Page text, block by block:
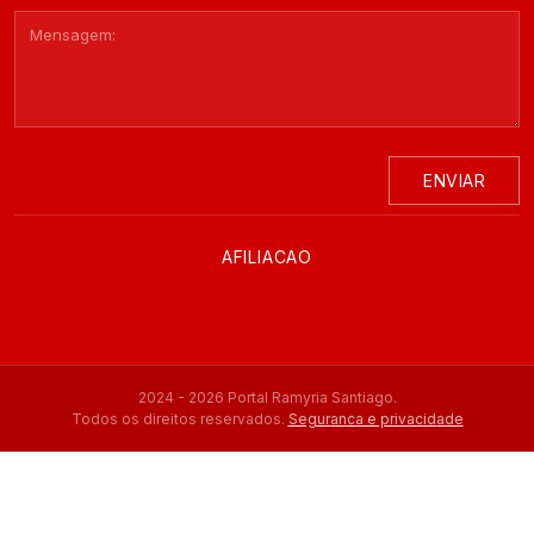
ENVIAR
AFILIACAO
2024 - 2026 Portal Ramyria Santiago.
Todos os direitos reservados. Seguranca e privacidade